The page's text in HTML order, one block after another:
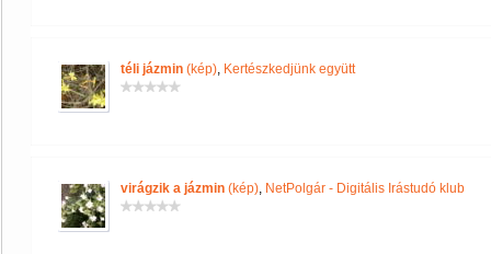
téli jázmin (kép), Kertészkedjünk együtt
virágzik a jázmin (kép), NetPolgár - Digitális Irástudó klub